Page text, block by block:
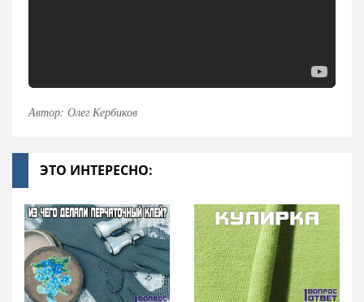
Автор: Олег Кербиков
ЭТО ИНТЕРЕСНО: